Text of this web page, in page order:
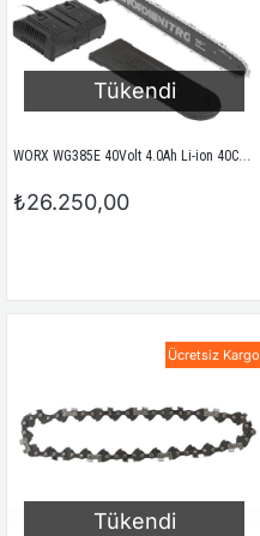
Tükendi
WORX WG385E 40Volt 4.0Ah Li-ion 40CM Profesyonel Şarjlı Kömürsüz Zincirli Testere
₺26.250,00
Tükendi
Ücretsiz Kargo